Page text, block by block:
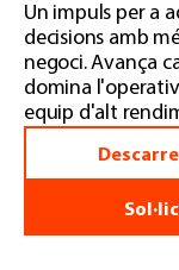
Un impuls per a
decisions amb
negoci. Avança
domina
equip d'alt